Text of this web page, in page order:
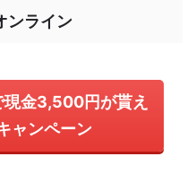
ンライン
金3,500円が貰え
ャンペーン